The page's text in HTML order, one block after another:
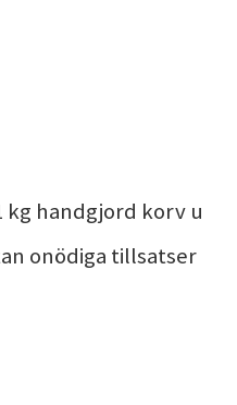
kg handgjord korv u
onödiga tillsatser